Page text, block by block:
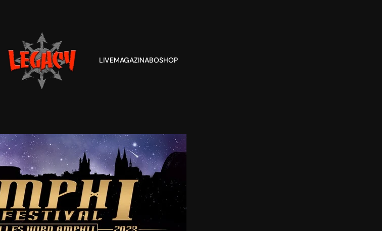
LIVEMAGAZINABOSHOP